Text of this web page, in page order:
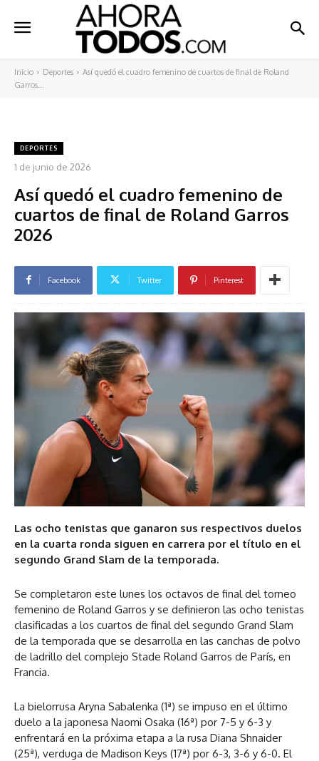
Inicio Deportes
Así quedó el cuadro femenino de cuartos de final de Roland
Garros...
DEPORTES
1 de junio de 2026
Así quedó el cuadro femenino de
cuartos de final de Roland Garros
2026
Facebook Twitter Pinterest
Las ocho tenistas que ganaron sus respectivos duelos
en la cuarta ronda siguen en carrera por el título en el
segundo Grand Slam de la temporada.
Se completaron este lunes los octavos de final del torneo
femenino de Roland Garros y se definieron las ocho tenistas
clasificadas a los cuartos de final del segundo Grand Slam
de la temporada que se desarrolla en las canchas de polvo
de ladrillo del complejo Stade Roland Garros de París, en
Francia.
La bielorrusa Aryna Sabalenka (1ª) se impuso en el último
duelo a la japonesa Naomi Osaka (16ª) por 7-5 y 6-3 y
enfrentará en la próxima etapa a la rusa Diana Shnaider
(25ª), verduga de Madison Keys (17ª) por 6-3, 3-6 y 6-0. El